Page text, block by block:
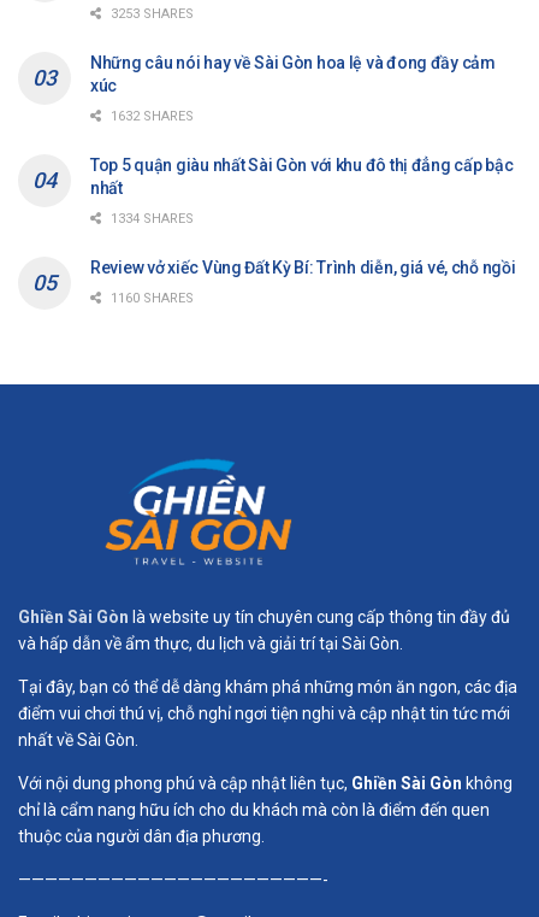
3253 SHARES
Những câu nói hay về Sài Gòn hoa lệ và đong đầy cảm
xúc
1632 SHARES
Top 5 quận giàu nhất Sài Gòn với khu đô thị đẳng cấp bậc
nhất
1334 SHARES
Review vở xiếc Vùng Đất Kỳ Bí: Trình diễn, giá vé, chỗ ngồi
1160 SHARES
Ghiền Sài Gòn là website uy tín chuyên cung cấp thông tin đầy đủ
và hấp dẫn về ẩm thực, du lịch và giải trí tại Sài Gòn.
Tại đây, bạn có thể dễ dàng khám phá những món ăn ngon, các địa
điểm vui chơi thú vị, chỗ nghỉ ngơi tiện nghi và cập nhật tin tức mới
nhất về Sài Gòn.
Với nội dung phong phú và cập nhật liên tục, Ghiền Sài Gòn không
chỉ là cẩm nang hữu ích cho du khách mà còn là điểm đến quen
thuộc của người dân địa phương.
———————————————————————-